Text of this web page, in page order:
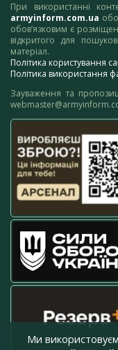
При використанні
armyinform.com.ua
обов’язковим є
відкритого для
матеріал.
Політика користування
Політика використання
Зауваження та
Ми